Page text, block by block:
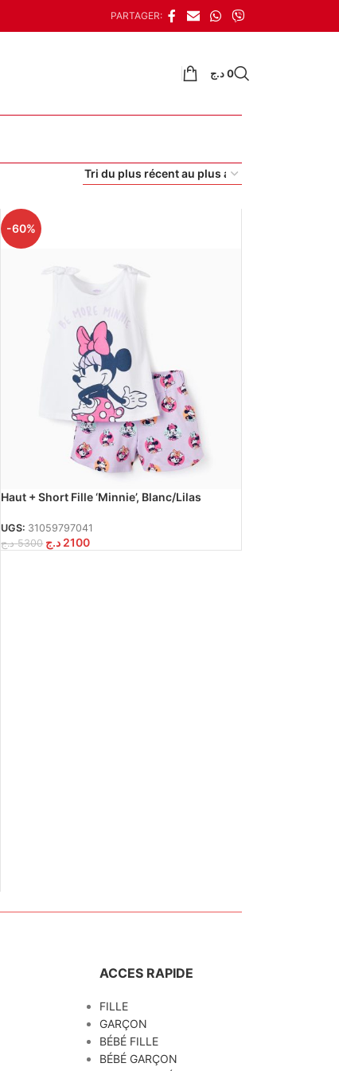
PARTAGER:
0د.ج
-60%
Haut + Short Fille ‘Minnie’, Blanc/Lilas
UGS: 31059797041
5300 د.ج 2100 د.ج
ACCES RAPIDE
FILLE
GARÇON
BÉBÉ FILLE
BÉBÉ GARÇON